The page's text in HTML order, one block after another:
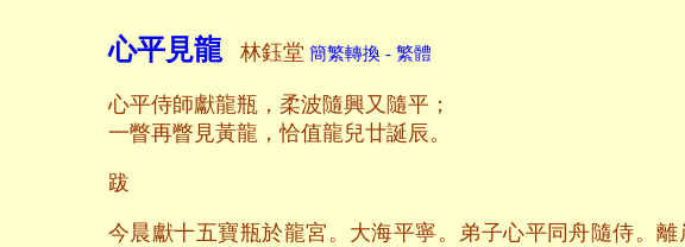
心平見龍 林鈺堂 簡繁轉換 - 繁體
心平侍師獻龍瓶，柔波隨興又隨平；
一瞥再瞥見黃龍，恰值龍兒廿誕辰。
跋
今晨獻十五寶瓶於龍宮。大海平寧。弟子心平同舟隨侍。